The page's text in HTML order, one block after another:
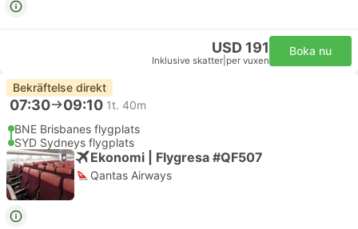
USD 191
Inklusive skatter per vuxen
Boka nu
Bekräftelse direkt
07:30 09:10 1t. 40m
BNE Brisbanes flygplats
SYD Sydneys flygplats
Ekonomi | Flygresa #QF507
Qantas Airways